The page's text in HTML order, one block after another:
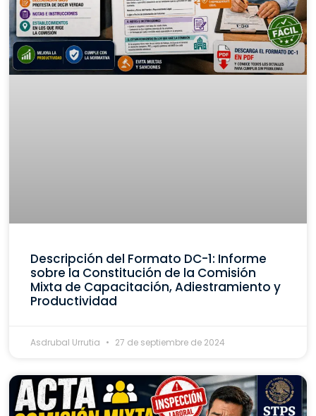
Descripción del Formato DC-1: Informe
sobre la Constitución de la Comisión
Mixta de Capacitación, Adiestramiento y
Productividad
Asdrubal Urrutia 27 de septiembre de 2024